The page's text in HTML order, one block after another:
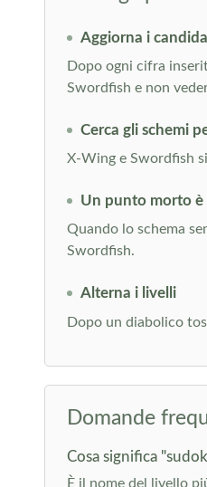
Aggiorna i
Dopo ogni cifra
Swordfish e non
Cerca gli schemi
X-Wing e Swordfish
Un punto morto
Quando lo schema
Swordfish.
Alterna i livelli
Dopo un diabolico
Domande
Cosa significa
È il nome del livello